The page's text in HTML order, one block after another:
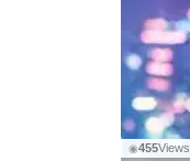
◉455Views